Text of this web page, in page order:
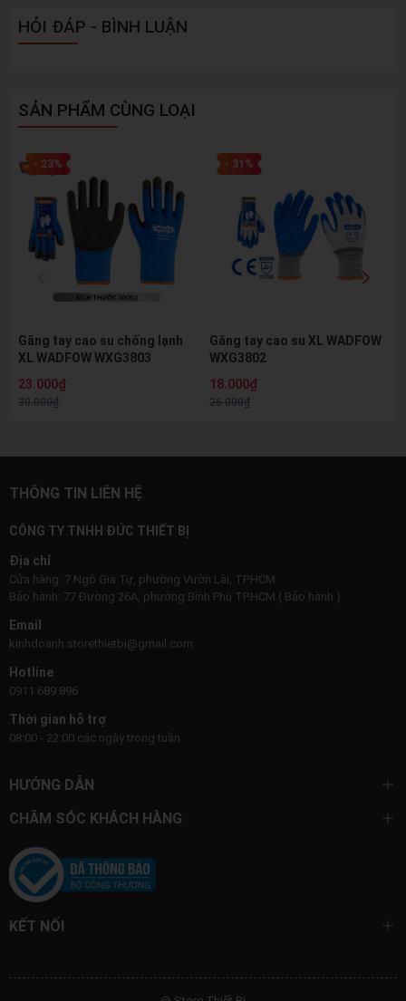
HỎI ĐÁP - BÌNH LUẬN
SẢN PHẨM CÙNG LOẠI
- 23%
Găng tay cao su chống lạnh
XL WADFOW WXG3803
23.000₫
30.000₫
- 31%
Găng tay cao su XL WADFOW
WXG3802
18.000₫
26.000₫
THÔNG TIN LIÊN HỆ
CÔNG TY TNHH ĐỨC THIẾT BỊ
Địa chỉ
Cửa hàng: 7 Ngô Gia Tự, phường Vườn Lài, TP.HCM
Bảo hành: 77 Đường 26A, phường Bình Phú TP.HCM ( Bảo hành )
Email
kinhdoanh.storethietbi@gmail.com
Hotline
0911 689 896
Thời gian hỗ trợ
08:00 - 22:00 các ngày trong tuần
HƯỚNG DẪN
CHĂM SÓC KHÁCH HÀNG
KẾT NỐI